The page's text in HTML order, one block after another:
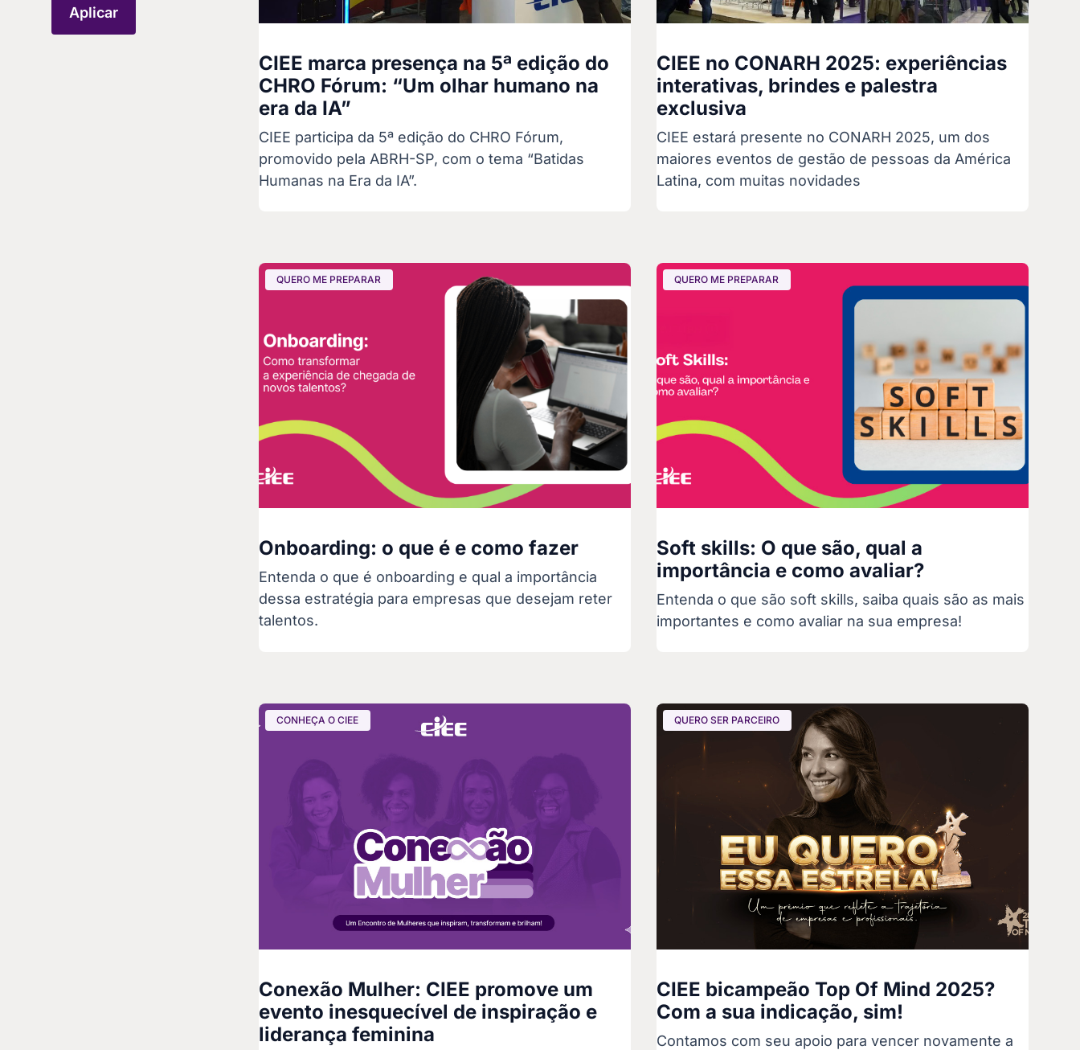
CIEE marca presença na 5ª edição do
CHRO Fórum: “Um olhar humano na
era da IA”
CIEE participa da 5ª edição do CHRO Fórum,
promovido pela ABRH-SP, com o tema “Batidas
Humanas na Era da IA”.
CIEE no CONARH 2025: experiências
interativas, brindes e palestra
exclusiva
CIEE estará presente no CONARH 2025, um dos
maiores eventos de gestão de pessoas da América
Latina, com muitas novidades
QUERO ME PREPARAR
Onboarding: o que é e como fazer
Entenda o que é onboarding e qual a importância
dessa estratégia para empresas que desejam reter
talentos.
QUERO ME PREPARAR
Soft skills: O que são, qual a
importância e como avaliar?
Entenda o que são soft skills, saiba quais são as mais
importantes e como avaliar na sua empresa!
CONHEÇA O CIEE
Conexão Mulher: CIEE promove um
evento inesquecível de inspiração e
liderança feminina
QUERO SER PARCEIRO
CIEE bicampeão Top Of Mind 2025?
Com a sua indicação, sim!
Contamos com seu apoio para vencer novamente a